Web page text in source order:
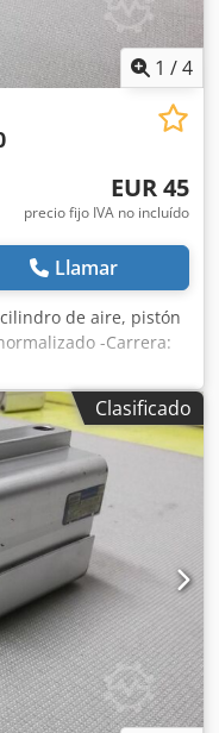
1 /4
EUR 45
precio fijo IVA no incluído
Llamar
de aire, pistón
-Carrera:
-Diámetro de la
-Precio:
Clasificado